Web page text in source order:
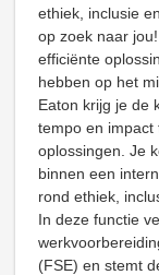
ethiek, inclusie
op zoek naar
efficiënte
hebben op het
Eaton krijg je de
tempo en impact
oplossingen. Je
binnen een
rond ethiek,
In deze functie
(FSE) en stemt